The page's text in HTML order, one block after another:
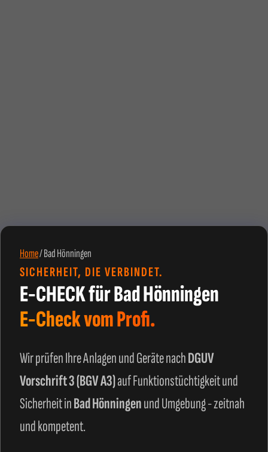
Home/Bad Hönningen
SICHERHEIT, DIE VERBINDET.
E-CHECK für Bad Hönningen
E-Check vom Profi.
Wir prüfen Ihre Anlagen und Geräte nachDGUV
Vorschrift 3 (BGV A3)auf Funktionstüchtigkeit und
Sicherheit inBad Hönningenund Umgebung - zeitnah
und kompetent.